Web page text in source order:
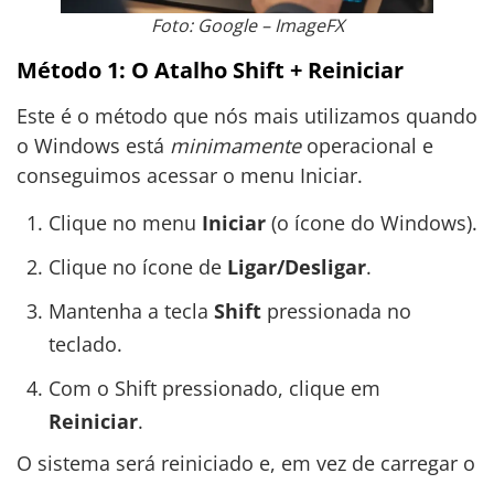
Foto: Google – ImageFX
Método 1: O Atalho Shift + Reiniciar
Este é o método que nós mais utilizamos quando
o Windows está minimamenteoperacional e
conseguimos acessar o menu Iniciar.
Clique no menu Iniciar(o ícone do Windows).
Clique no ícone de Ligar/Desligar.
Mantenha a tecla Shiftpressionada no
teclado.
Com o Shift pressionado, clique em
Reiniciar.
O sistema será reiniciado e, em vez de carregar o